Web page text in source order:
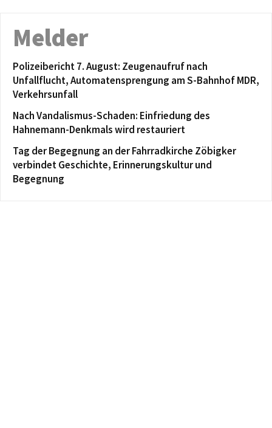
Melder
Polizeibericht 7. August: Zeugenaufruf nach
Unfallflucht, Automatensprengung am S-Bahnhof MDR,
Verkehrsunfall
Nach Vandalismus-Schaden: Einfriedung des
Hahnemann-Denkmals wird restauriert
Tag der Begegnung an der Fahrradkirche Zöbigker
verbindet Geschichte, Erinnerungskultur und
Begegnung